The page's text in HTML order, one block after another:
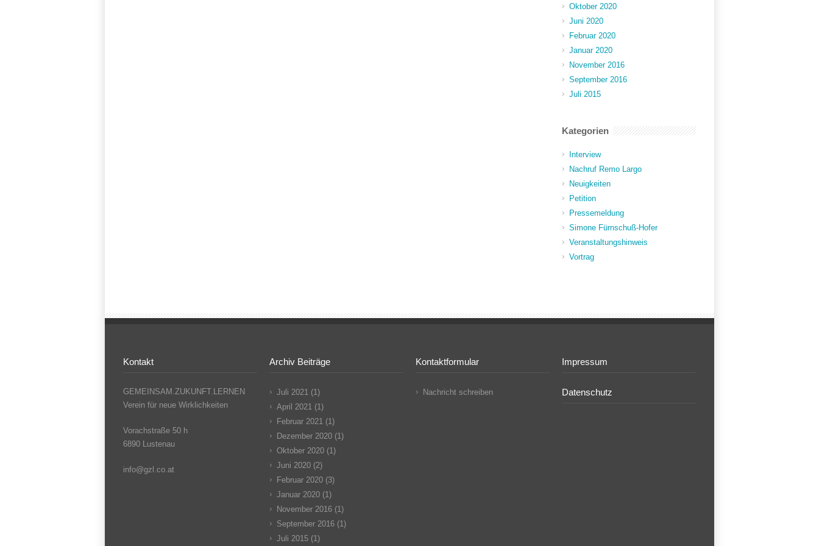
Oktober 2020
Juni 2020
Februar 2020
Januar 2020
November 2016
September 2016
Juli 2015
Kategorien
Interview
Nachruf Remo Largo
Neuigkeiten
Petition
Pressemeldung
Simone Fürnschuß-Hofer
Veranstaltungshinweis
Vortrag
Kontakt
GEMEINSAM.ZUKUNFT.LERNEN
Verein für neue Wirklichkeiten
Vorachstraße 50 h
6890 Lustenau
info@gzl.co.at
Archiv Beiträge
Juli 2021 (1)
April 2021 (1)
Februar 2021 (1)
Dezember 2020 (1)
Oktober 2020 (1)
Juni 2020 (2)
Februar 2020 (3)
Januar 2020 (1)
November 2016 (1)
September 2016 (1)
Juli 2015 (1)
Kontaktformular
Nachricht schreiben
Impressum
Datenschutz